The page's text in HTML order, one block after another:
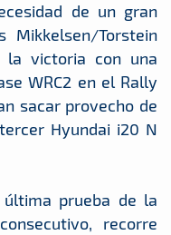
de un gran
Mikkelsen/Torstein
la victoria con una
WRC2 en el Rally
sacar provecho de
Hyundai i20 N
prueba de la
recorre